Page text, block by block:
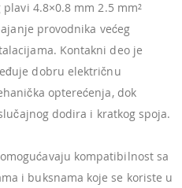
4.8×0.8 mm 2.5 mm²
provodnika većeg
Kontakni deo je
dobru električnu
opterećenja, dok
dodira i kratkog spoja.
kompatibilnost sa
i buksnama koje se koriste u